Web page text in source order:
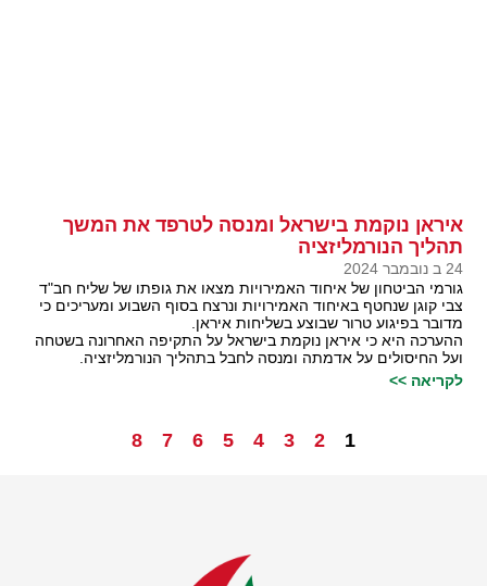
איראן נוקמת בישראל ומנסה לטרפד את המשך
תהליך הנורמליזציה
24 ב נובמבר 2024
גורמי הביטחון של איחוד האמירויות מצאו את גופתו של שליח חב"ד
צבי קוגן שנחטף באיחוד האמירויות ונרצח בסוף השבוע ומעריכים כי
מדובר בפיגוע טרור שבוצע בשליחות איראן.
ההערכה היא כי איראן נוקמת בישראל על התקיפה האחרונה בשטחה
ועל החיסולים על אדמתה ומנסה לחבל בתהליך הנורמליזציה.
לקריאה >>
1
2
3
4
5
6
7
8